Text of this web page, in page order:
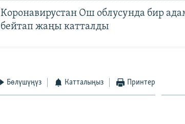
Коронавирустан Ош облусунда бир
бейтап жаңы катталды
Бөлүшүңүз Катталыңыз Принтер